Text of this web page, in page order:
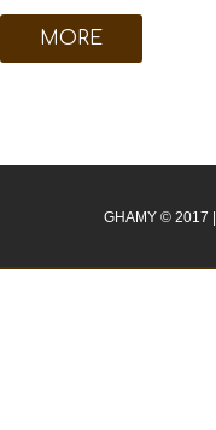
MORE
GHAMY © 2017 |